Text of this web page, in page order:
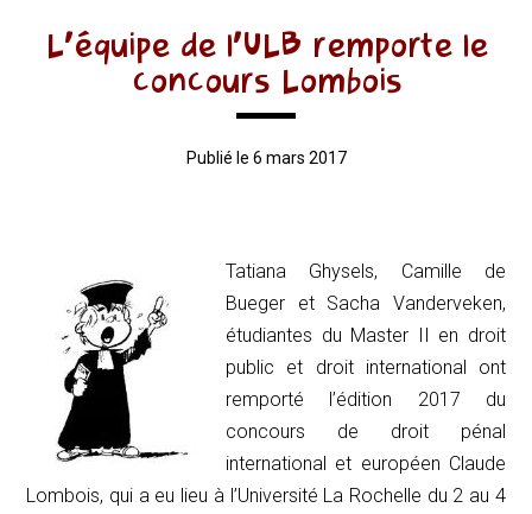
L’équipe de l’ULB remporte le
concours Lombois
Publié le 6 mars 2017
Tatiana Ghysels, Camille de
Bueger et Sacha Vanderveken,
étudiantes du Master II en droit
public et droit international ont
remporté l’édition 2017 du
concours de droit pénal
international et européen Claude
Lombois, qui a eu lieu à l’Université La Rochelle du 2 au 4